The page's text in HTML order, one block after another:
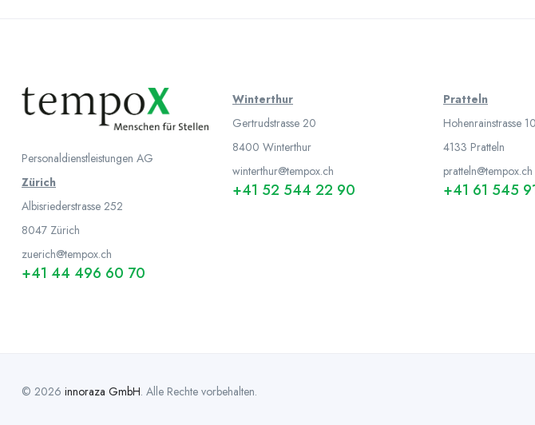
Personaldienstleistungen AG
Zürich
Albisriederstrasse 252
8047 Zürich
zuerich@tempox.ch
+41 44 496 60 70
Winterthur
Gertrudstrasse 20
8400 Winterthur
winterthur@tempox.ch
+41 52 544 22 90
Pratteln
Hohenrainstrasse 10
4133 Pratteln
pratteln@tempox.ch
+41 61 545
© 2026 innoraza GmbH. Alle Rechte vorbehalten.